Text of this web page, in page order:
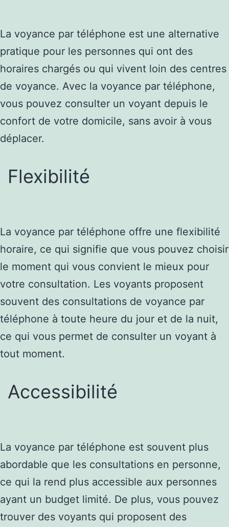
La voyance par téléphone est une alternative
pratique pour les personnes qui ont des
horaires chargés ou qui vivent loin des centres
de voyance. Avec la voyance par téléphone,
vous pouvez consulter un voyant depuis le
confort de votre domicile, sans avoir à vous
déplacer.
Flexibilité
La voyance par téléphone offre une flexibilité
horaire, ce qui signifie que vous pouvez choisir
le moment qui vous convient le mieux pour
votre consultation. Les voyants proposent
souvent des consultations de voyance par
téléphone à toute heure du jour et de la nuit,
ce qui vous permet de consulter un voyant à
tout moment.
Accessibilité
La voyance par téléphone est souvent plus
abordable que les consultations en personne,
ce qui la rend plus accessible aux personnes
ayant un budget limité. De plus, vous pouvez
trouver des voyants qui proposent des